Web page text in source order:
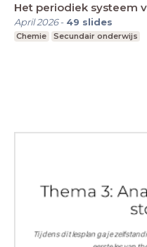
Het periodiek systeem
April 2026- 49 slides
Chemie Secundair onderwijs